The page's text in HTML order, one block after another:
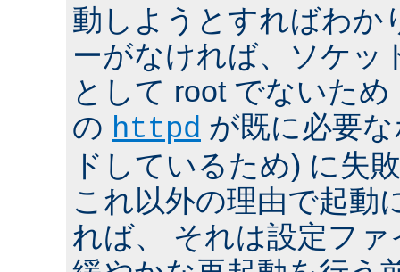
動しようとすればわか
ーがなければ、ソケッ
として root でないた
の httpd が既に必要
ドしているため) に失
これ以外の理由で起動
れば、 それは設定フ